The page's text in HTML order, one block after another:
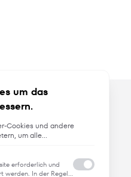
um das
Cookies und andere
um alle
und personalisierte
und Newsletter im
bereitzustellen. Zu
erforderlich und
werden. In der Regel
und Trends